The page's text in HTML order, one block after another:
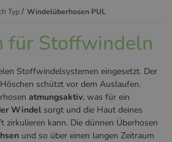
Typ Windelüberhosen PUL
für Stoffwindeln
Stoffwindelsystemen eingesetzt. Der
schützt vor dem Auslaufen.
atmungsaktiv, was für ein
Windel sorgt und die Haut deines
zirkulieren kann. Die dünnen Überhosen
und so über einen langen Zeitraum